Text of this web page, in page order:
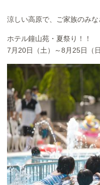
涼しい高原で、ご家族のみ
ホテル鐘山苑・夏祭り！！
7月20日（土）～8月25日（